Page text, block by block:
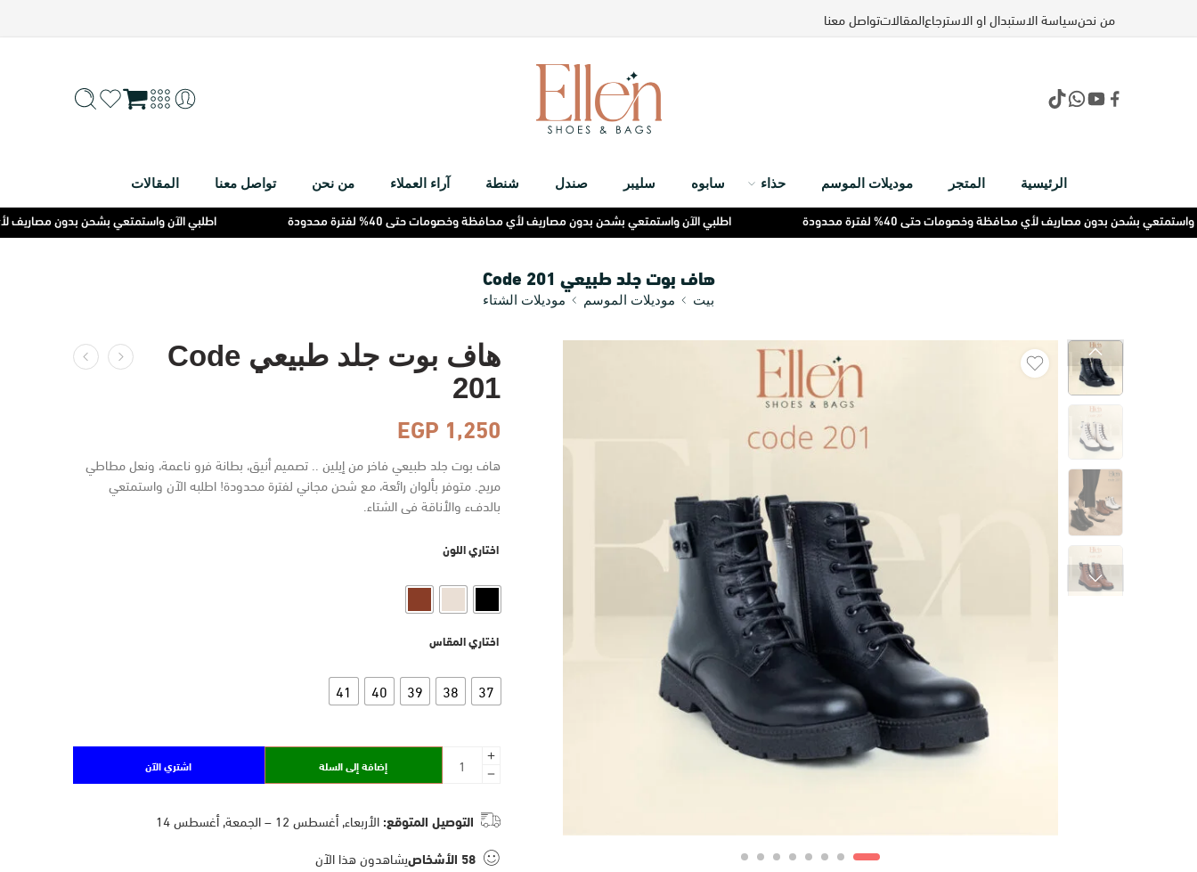
من نحنسياسة الاستبدال او الاسترجاعالمقالاتتواصل معنا
الرئيسية المتجر موديلات الموسم حذاء سابوه سليبر صندل شنطة آراء العملاء من نحن تواصل معنا المقالات
بشحن بدون مصاريف لأي محافظة وخصومات حتى 40% لفترة محدودة اطلبي الآن واستمتعي بشحن بدون مصاريف لأي محافظة وخصومات حتى 40% لفترة محدودة اطلبي الآن واستمتعي بشحن بدون مصاريف لأي محافظة
هاف بوت جلد طبيعي Code 201
بيت موديلات الموسم موديلات الشتاء
هاف بوت جلد طبيعي Code
201
EGP 1,250
هاف بوت جلد طبيعي فاخر من إيلين .. تصميم أنيق، بطانة فرو ناعمة، ونعل مطاطي
مريح. متوفر بألوان رائعة، مع شحن مجاني لفترة محدودة! اطلبه الآن واستمتعي
بالدفء والأناقة في الشتاء.
اختاري اللون
اختاري المقاس
37
38
39
40
41
إضافة إلى السلة اشتري الآن
التوصيل المتوقع:الأربعاء, أغسطس 12 – الجمعة, أغسطس 14
58 الأشخاصيشاهدون هذا الآن